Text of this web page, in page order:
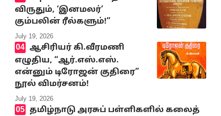
விருதும், ‘இனமலர்’
கும்பலின் ரீல்களும்!”
July 19, 2026
ஆசிரியர் கி.வீரமணி
எழுதிய, “ஆர்.எஸ்.எஸ்.
என்னும் டிரோஜன் குதிரை”
நூல் விமர்சனம்!
July 19, 2026
தமிழ்நாடு அரசுப் பள்ளிகளில் கலைத்